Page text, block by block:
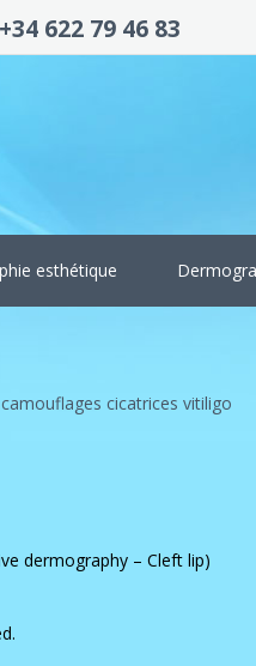
622 79 46 83
esthétique
cicatrices vitiligo
dermography – Cleft lip)